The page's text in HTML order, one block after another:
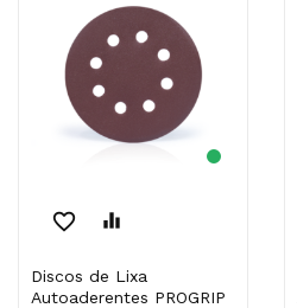
favorite_border equalizer
Discos de Lixa
Autoaderentes PROGRIP